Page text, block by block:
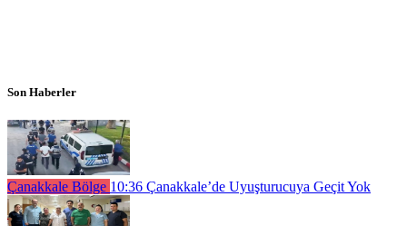
Son Haberler
Çanakkale Bölge 10:36 Çanakkale’de Uyuşturucuya Geçit Yok